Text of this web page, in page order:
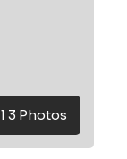
3 Photos